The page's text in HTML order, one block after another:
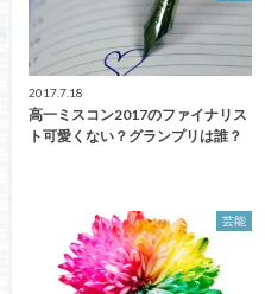
2017.7.18
高一ミスコン2017のファイナリス
ト可愛くない？グランプリは誰？
芸能